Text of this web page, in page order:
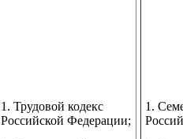
1. Трудовой кодекс
Российской Федерации;
1.